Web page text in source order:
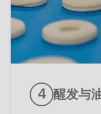
醒发与